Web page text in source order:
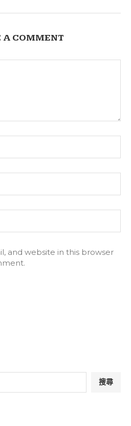
A COMMENT
and website in this browser
搜尋